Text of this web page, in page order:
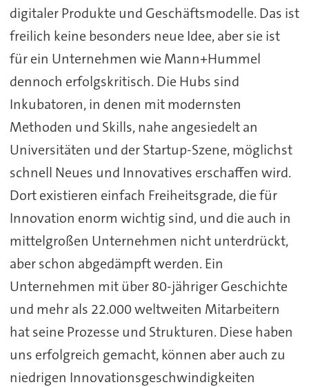
digitaler Produkte und Geschäftsmodelle. Das ist
freilich keine besonders neue Idee, aber sie ist
für ein Unternehmen wie Mann+Hummel
dennoch erfolgskritisch. Die Hubs sind
Inkubatoren, in denen mit modernsten
Methoden und Skills, nahe angesiedelt an
Universitäten und der Startup-Szene, möglichst
schnell Neues und Innovatives erschaffen wird.
Dort existieren einfach Freiheitsgrade, die für
Innovation enorm wichtig sind, und die auch in
mittelgroßen Unternehmen nicht unterdrückt,
aber schon abgedämpft werden. Ein
Unternehmen mit über 80-jähriger Geschichte
und mehr als 22.000 weltweiten Mitarbeitern
hat seine Prozesse und Strukturen. Diese haben
uns erfolgreich gemacht, können aber auch zu
niedrigen Innovationsgeschwindigkeiten